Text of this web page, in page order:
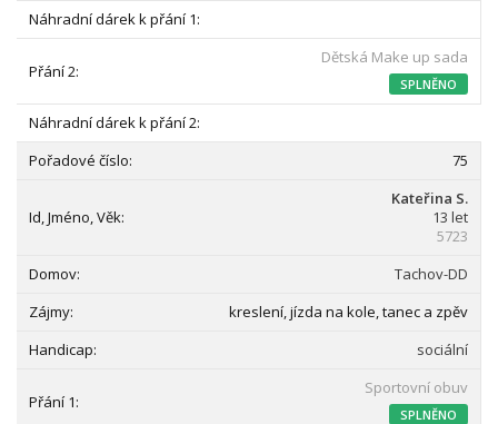
Dětská Make up sada
SPLNĚNO
75
Kateřina S.
13 let
5723
Tachov-DD
kreslení, jízda na kole, tanec a zpěv
sociální
Sportovní obuv
SPLNĚNO